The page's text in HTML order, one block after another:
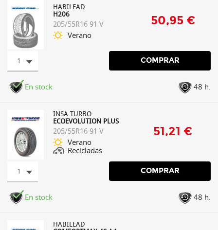
HABILEAD
H206
205/55R16 91 V
Verano
50,95 €
1 COMPRAR
En stock 48 h.
INSA TURBO
ECOEVOLUTION PLUS
205/55R16 91 V
Verano
Recicladas
51,21 €
1 COMPRAR
En stock 48 h.
HABILEAD